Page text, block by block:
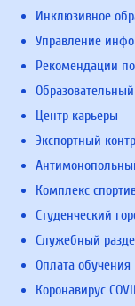
Инклюзивное
Управление
Рекомендации
Центр карьеры
Экспортный
Комплекс
Студенческий
Служебный
Оплата обучения
Коронавирус